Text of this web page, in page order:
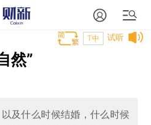
试听
T中
然”
及什么时候结婚，什么时候